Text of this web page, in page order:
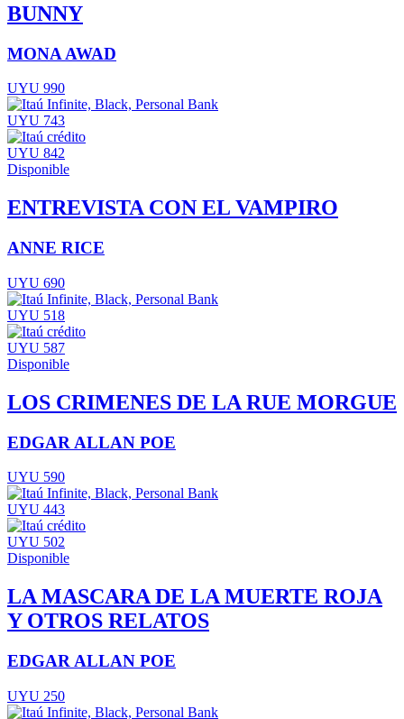
BUNNY
MONA AWAD
UYU 990
UYU 743
UYU 842
Disponible
ENTREVISTA CON EL VAMPIRO
ANNE RICE
UYU 690
UYU 518
UYU 587
Disponible
LOS CRIMENES DE LA RUE MORGUE
EDGAR ALLAN POE
UYU 590
UYU 443
UYU 502
Disponible
LA MASCARA DE LA MUERTE ROJA
Y OTROS RELATOS
EDGAR ALLAN POE
UYU 250